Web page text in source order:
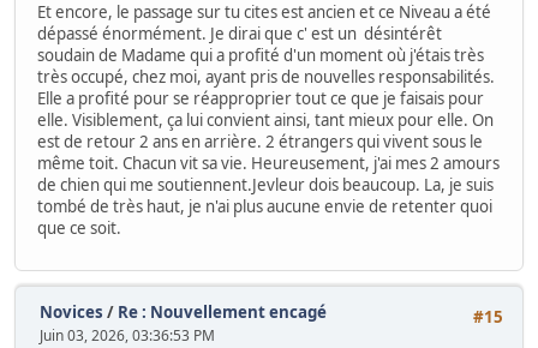
Et encore, le passage sur tu cites est ancien et ce Niveau a été
dépassé énormément. Je dirai que c' est un désintérêt
soudain de Madame qui a profité d'un moment où j'étais très
très occupé, chez moi, ayant pris de nouvelles responsabilités.
Elle a profité pour se réapproprier tout ce que je faisais pour
elle. Visiblement, ça lui convient ainsi, tant mieux pour elle. On
est de retour 2 ans en arrière. 2 étrangers qui vivent sous le
même toit. Chacun vit sa vie. Heureusement, j'ai mes 2 amours
de chien qui me soutiennent.Jevleur dois beaucoup. La, je suis
tombé de très haut, je n'ai plus aucune envie de retenter quoi
que ce soit.
#15
Novices / Re : Nouvellement encagé
Juin 03, 2026, 03:36:53 PM